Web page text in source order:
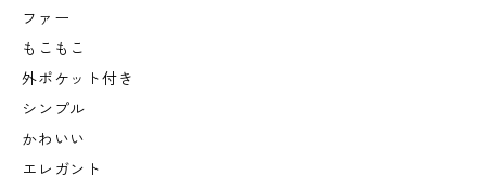
ファー
もこもこ
外ポケット付き
シンプル
かわいい
エレガント